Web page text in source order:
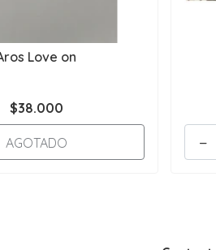
Love on
$38.000
AGOTADO -